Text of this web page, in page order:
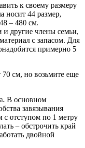
к своему размеру
носит 44 размер,
– 480 см.
и другие члены семьи,
с запасом. Для
примерно 5
см, но возьмите еще
В основном
завязывания
с отступом по 1 метру
– обстрочить край
двойной